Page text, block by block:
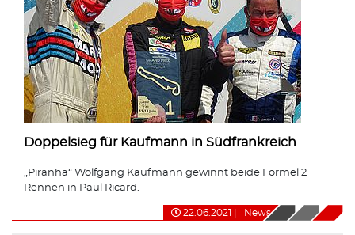
Doppelsieg für Kaufmann in Südfrankreich
„Piranha“ Wolfgang Kaufmann gewinnt beide Formel 2
Rennen in Paul Ricard.
22.06.2021 News